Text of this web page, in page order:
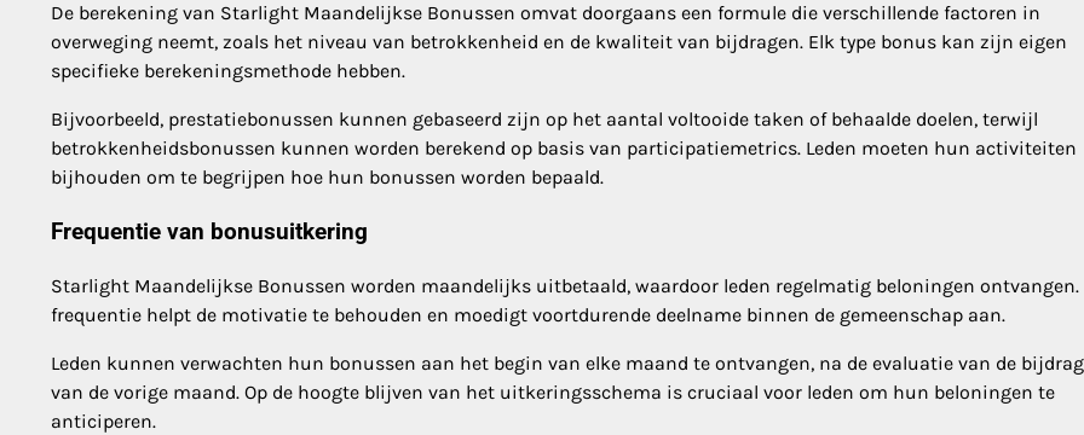
De berekening van Starlight Maandelijkse Bonussen omvat doorgaans een formule die verschillende factoren in
overweging neemt, zoals het niveau van betrokkenheid en de kwaliteit van bijdragen. Elk type bonus kan zijn eigen
specifieke berekeningsmethode hebben.
Bijvoorbeeld, prestatiebonussen kunnen gebaseerd zijn op het aantal voltooide taken of behaalde doelen, terwijl
betrokkenheidsbonussen kunnen worden berekend op basis van participatiemetrics. Leden moeten hun activiteiten
bijhouden om te begrijpen hoe hun bonussen worden bepaald.
Frequentie van bonusuitkering
Starlight Maandelijkse Bonussen worden maandelijks uitbetaald, waardoor leden regelmatig beloningen ontvangen.
frequentie helpt de motivatie te behouden en moedigt voortdurende deelname binnen de gemeenschap aan.
Leden kunnen verwachten hun bonussen aan het begin van elke maand te ontvangen, na de evaluatie van de
van de vorige maand. Op de hoogte blijven van het uitkeringsschema is cruciaal voor leden om hun beloningen te
anticiperen.